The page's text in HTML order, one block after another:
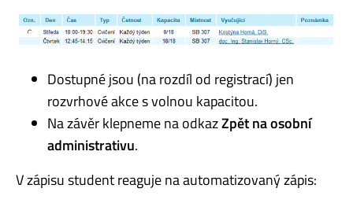
Dostupné jsou (na rozdíl od registrací) jen
rozvrhové akce s volnou kapacitou.
Na závěr klepneme na odkazZpět na osobní
administrativu.
V zápisu student reaguje na automatizovaný zápis: